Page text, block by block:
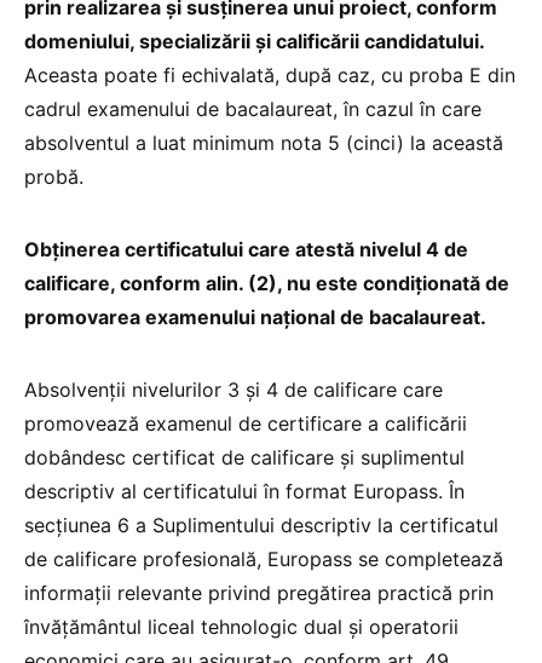
prin realizarea și susținerea unui proiect, conform
domeniului, specializării și calificării candidatului.
Aceasta poate fi echivalată, după caz, cu proba E din
cadrul examenului de bacalaureat, în cazul în care
absolventul a luat minimum nota 5 (cinci) la această
probă.
Obținerea certificatului care atestă nivelul 4 de
calificare, conform alin. (2), nu este condiționată de
promovarea examenului național de bacalaureat.
Absolvenții nivelurilor 3 și 4 de calificare care
promovează examenul de certificare a calificării
dobândesc certificat de calificare și suplimentul
descriptiv al certificatului în format Europass. În
secțiunea 6 a Suplimentului descriptiv la certificatul
de calificare profesională, Europass se completează
informații relevante privind pregătirea practică prin
învățământul liceal tehnologic dual și operatorii